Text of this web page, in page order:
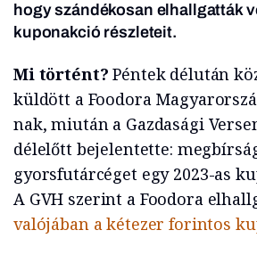
hogy szándékosan elhallgatták
kuponakció részleteit.
Mi történt? Péntek délután
küldött a Foodora
nak, miután a Gazdasági
délelőtt bejelentette:
gyorsfutárcéget egy 2023-as
A GVH szerint a Foodora
valójában a kétezer forintos